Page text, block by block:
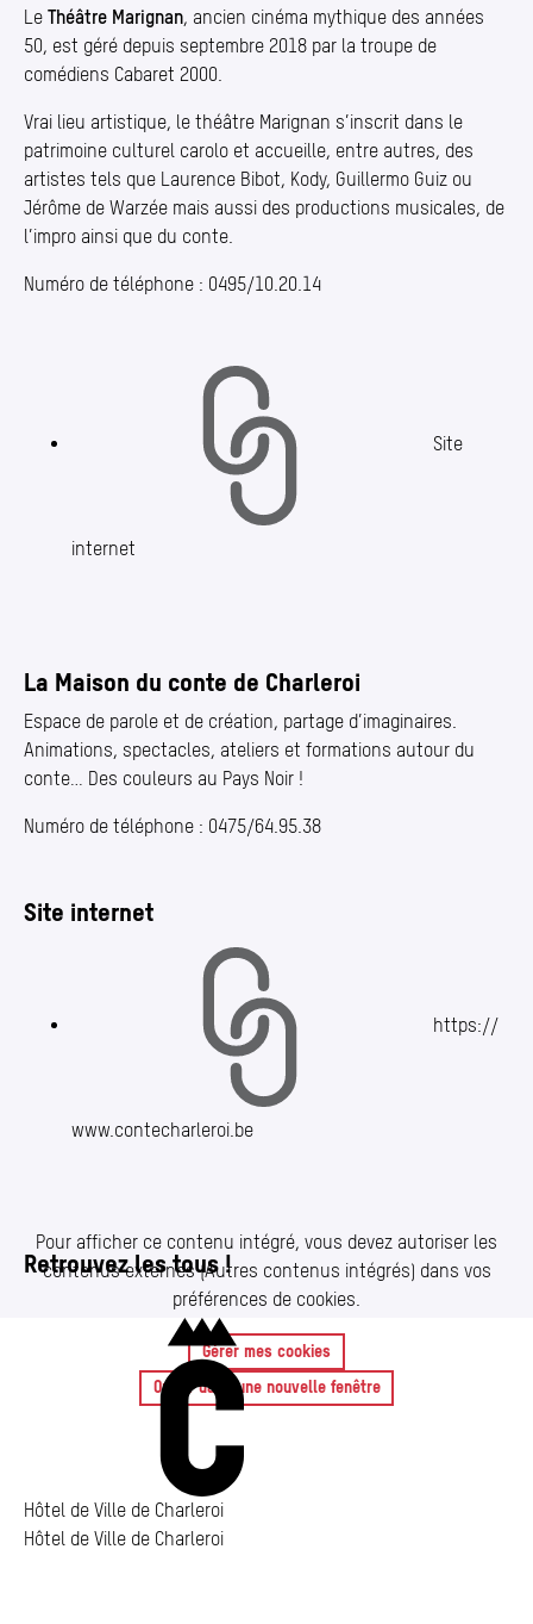
Le Théâtre Marignan, ancien cinéma mythique des années
50, est géré depuis septembre 2018 par la troupe de
comédiens Cabaret 2000.
Vrai lieu artistique, le théâtre Marignan s’inscrit dans le
patrimoine culturel carolo et accueille, entre autres, des
artistes tels que Laurence Bibot, Kody, Guillermo Guiz ou
Jérôme de Warzée mais aussi des productions musicales, de
l’impro ainsi que du conte.
Numéro de téléphone : 0495/10.20.14
Site
internet
La Maison du conte de Charleroi
Espace de parole et de création, partage d’imaginaires.
Animations, spectacles, ateliers et formations autour du
conte… Des couleurs au Pays Noir !
Numéro de téléphone : 0475/64.95.38
Site internet
https://​
www​.contecharleroi​.be
Retrouvez les tous !
Pour afficher ce contenu intégré, vous devez autoriser les
contenus externes (Autres contenus intégrés) dans vos
préférences de cookies.
Gérer mes cookies
Ouvrir dans une nouvelle fenêtre
Ouvrir le contenu intégré dans une nouvelle fenêtre
Contenu intégré depuis
Hôtel de Ville de Charleroi
Hôtel de Ville de Charleroi